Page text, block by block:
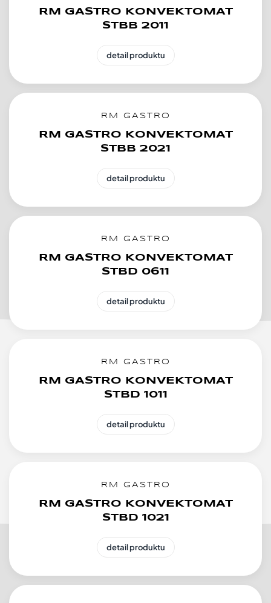
RM GASTRO KONVEKTOMAT
STBB 2011
detail produktu
RM GASTRO
RM GASTRO KONVEKTOMAT
STBB 2021
detail produktu
RM GASTRO
RM GASTRO KONVEKTOMAT
STBD 0611
detail produktu
RM GASTRO
RM GASTRO KONVEKTOMAT
STBD 1011
detail produktu
RM GASTRO
RM GASTRO KONVEKTOMAT
STBD 1021
detail produktu